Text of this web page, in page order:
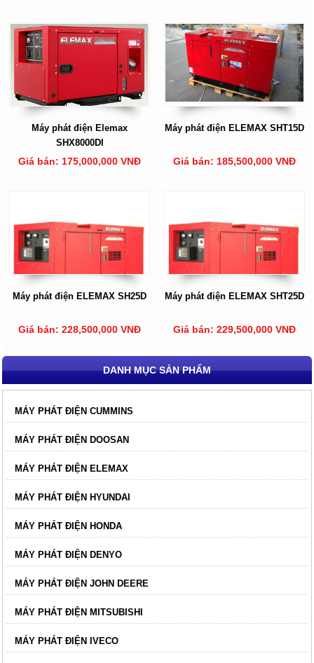
Máy phát điện Elemax
SHX8000DI
Giá bán: 175,000,000 VNĐ
Máy phát điện ELEMAX SHT15D
Giá bán: 185,500,000 VNĐ
Máy phát điện ELEMAX SH25D
Giá bán: 228,500,000 VNĐ
Máy phát điện ELEMAX SHT25D
Giá bán: 229,500,000 VNĐ
DANH MỤC SẢN PHẨM
MÁY PHÁT ĐIỆN CUMMINS
MÁY PHÁT ĐIỆN DOOSAN
MÁY PHÁT ĐIỆN ELEMAX
MÁY PHÁT ĐIỆN HYUNDAI
MÁY PHÁT ĐIỆN HONDA
MÁY PHÁT ĐIỆN DENYO
MÁY PHÁT ĐIỆN JOHN DEERE
MÁY PHÁT ĐIỆN MITSUBISHI
MÁY PHÁT ĐIỆN IVECO